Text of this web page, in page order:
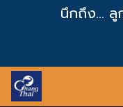
นึกถึง... ลู